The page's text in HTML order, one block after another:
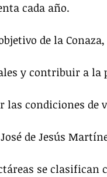
cada año.
de la
y contribuir a la
las condiciones de
de Jesús
se clasifican